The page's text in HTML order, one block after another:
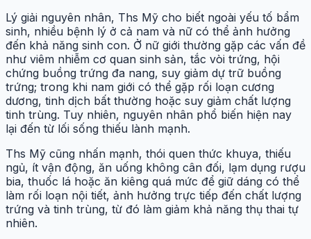
Lý giải nguyên nhân, Ths Mỹ cho biết ngoài yếu tố bẩm
sinh, nhiều bệnh lý ở cả nam và nữ có thể ảnh hưởng
đến khả năng sinh con. Ở nữ giới thường gặp các vấn đề
như viêm nhiễm cơ quan sinh sản, tắc vòi trứng, hội
chứng buồng trứng đa nang, suy giảm dự trữ buồng
trứng; trong khi nam giới có thể gặp rối loạn cương
dương, tinh dịch bất thường hoặc suy giảm chất lượng
tinh trùng. Tuy nhiên, nguyên nhân phổ biến hiện nay
lại đến từ lối sống thiếu lành mạnh.
Ths Mỹ cũng nhấn mạnh, thói quen thức khuya, thiếu
ngủ, ít vận động, ăn uống không cân đối, lạm dụng rượu
bia, thuốc lá hoặc ăn kiêng quá mức để giữ dáng có thể
làm rối loạn nội tiết, ảnh hưởng trực tiếp đến chất lượng
trứng và tinh trùng, từ đó làm giảm khả năng thụ thai tự
nhiên.